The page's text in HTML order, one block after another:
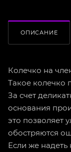
ОПИСАНИЕ
Колечко на
Такое колечко
За счет
основания
это позволяет
обостряются
Если же